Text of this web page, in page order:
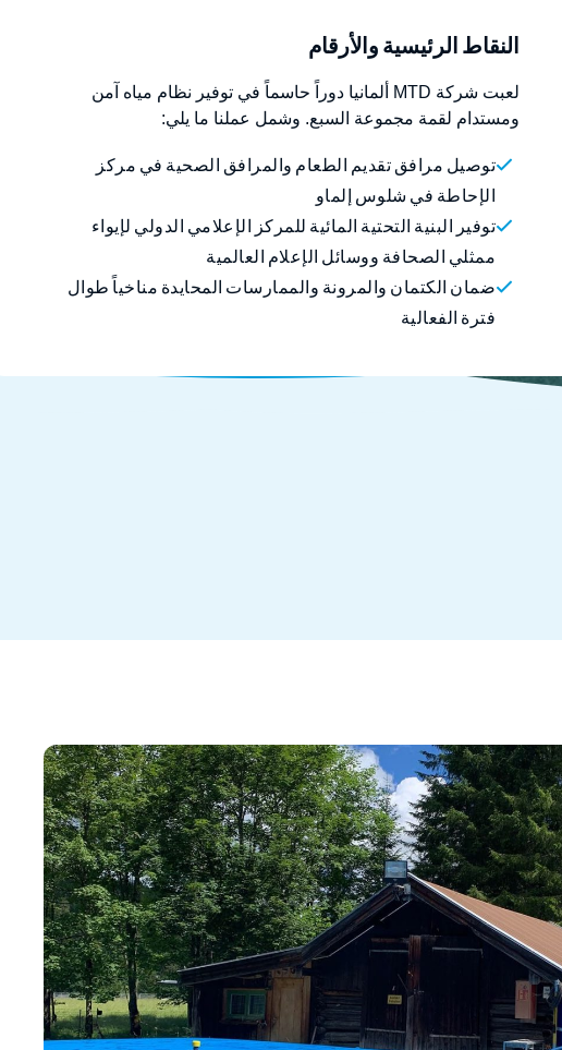
النقاط الرئيسية والأرقام
لعبت شركة MTD ألمانيا دوراً حاسماً في توفير نظام مياه آمن
ومستدام لقمة مجموعة السبع. وشمل عملنا ما يلي:
توصيل مرافق تقديم الطعام والمرافق الصحية في مركز
الإحاطة في شلوس إلماو
توفير البنية التحتية المائية للمركز الإعلامي الدولي لإيواء
ممثلي الصحافة ووسائل الإعلام العالمية
ضمان الكتمان والمرونة والممارسات المحايدة مناخياً طوال
فترة الفعالية